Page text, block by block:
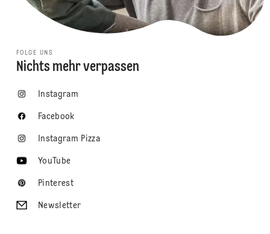
FOLGE UNS
Nichts mehr verpassen
Instagram
Facebook
Instagram Pizza
YouTube
Pinterest
Newsletter